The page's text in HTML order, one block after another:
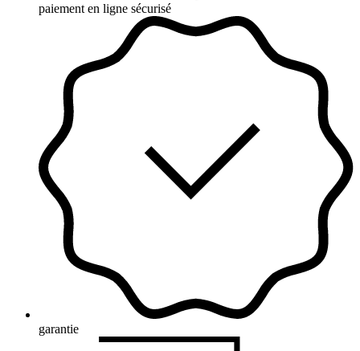
paiement en ligne sécurisé
garantie